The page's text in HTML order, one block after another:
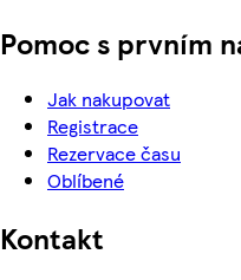
Pomoc s prvním
Jak nakupovat
Registrace
Rezervace času
Oblíbené
Kontakt